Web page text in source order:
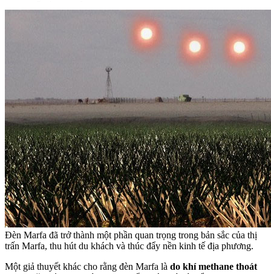
Đèn Marfa đã trở thành một phần quan trọng trong bản sắc của thị
trấn Marfa, thu hút du khách và thúc đẩy nền kinh tế địa phương.
Một giả thuyết khác cho rằng đèn Marfa là do khí methane thoát